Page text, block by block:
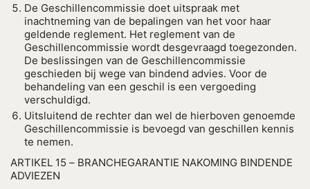
De Geschillencommissie doet uitspraak met
inachtneming van de bepalingen van het voor haar
geldende reglement. Het reglement van de
Geschillencommissie wordt desgevraagd toegezonden.
De beslissingen van de Geschillencommissie
geschieden bij wege van bindend advies. Voor de
behandeling van een geschil is een vergoeding
verschuldigd.
Uitsluitend de rechter dan wel de hierboven genoemde
Geschillencommissie is bevoegd van geschillen kennis
te nemen.
ARTIKEL 15 – BRANCHEGARANTIE NAKOMING BINDENDE
ADVIEZEN